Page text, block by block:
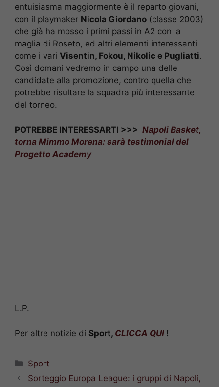
entuisiasma maggiormente è il reparto giovani,
con il playmaker Nicola Giordano (classe 2003)
che già ha mosso i primi passi in A2 con la
maglia di Roseto, ed altri elementi interessanti
come i vari Visentin, Fokou, Nikolic e Pugliatti.
Così domani vedremo in campo una delle
candidate alla promozione, contro quella che
potrebbe risultare la squadra più interessante
del torneo.
POTREBBE INTERESSARTI >>> Napoli Basket,
torna Mimmo Morena: sarà testimonial del
Progetto Academy
L.P.
Per altre notizie di Sport, CLICCA QUI !
Categorie
Sport
Sorteggio Europa League: i gruppi di Napoli,